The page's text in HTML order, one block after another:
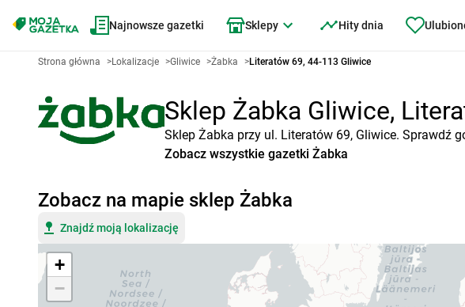
Najnowsze gazetki Sklepy Hity dnia
Strona główna >Lokalizacje >Gliwice >Żabka >Literatów 69, 44-113 Gliwice
Sklep Żabka Gliwice,
Sklep Żabka przy ul. Literatów 69, Gliwice. Sprawdź
Zobacz wszystkie gazetki Żabka
Zobacz na mapie sklep Żabka
Znajdź moją lokalizację
+
−